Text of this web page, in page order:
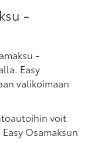
-
-
Easy
valikoimaan
voit
Osamaksun